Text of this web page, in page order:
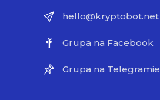
hello@kryptobot.net
Grupa na Facebook
Grupa na Telegramie